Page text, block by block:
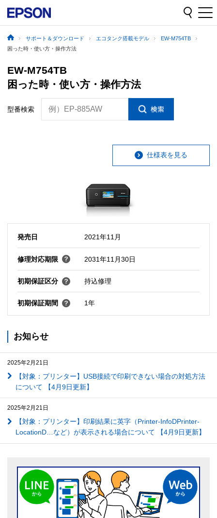
サポート＆ダウンロード エコタンク搭載モデル
EW-M754TB
困った時・使い方・操作方法
EW-M754TB
困った時・使い方・操作方法
型番検索 例）EP-885AW
仕様表を見る
発売日 2021年11月
修理対応期限 2031年11月30日
初期保証区分 持込修理
初期保証期間 1年
お知らせ
2025年2月21日
【対象：プリンター】USB接続で印刷できない場合の対処方法
について 【4月9日更新】
2025年2月21日
【対象：プリンター】印刷結果に英字（Printer-InfoDPrinter-
LocationD…など）が表示される場合について 【4月9日更新】